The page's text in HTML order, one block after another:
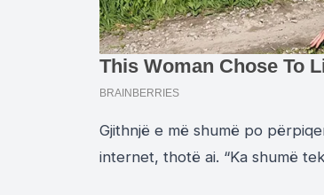
Gjithnjë e më shumë po
internet, thotë ai. “Ka shumë